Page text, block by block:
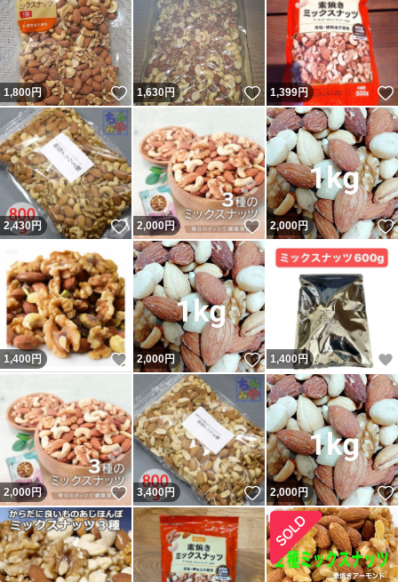
1,800円 いいね！
1,630円 いいね！
1,399円
2,430円 いいね！
2,000円 いいね！
2,000円
1,400円 いいね！
2,000円 いいね！
1,400円
2,000円 いいね！
3,400円 いいね！
2,000円